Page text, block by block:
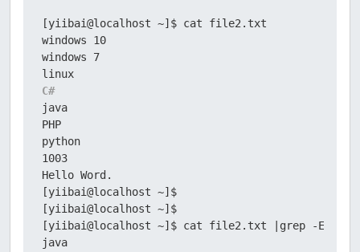
[yiibai@localhost ~]$ cat file2.txt
windows 10
windows 7
C#
java
PHP
python
1003
Hello Word.
[yiibai@localhost ~]$
[yiibai@localhost ~]$
[yiibai@localhost ~]$ cat file2.txt |grep -E
java